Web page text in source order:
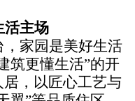
活主场
家园是美好生活
筑更懂生活”的开
，以匠心工艺与